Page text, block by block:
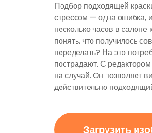
Подбор подходящей
стрессом — одна ошибка,
несколько часов в
понять, что получилось
переделать? На это
пострадают. С
на случай. Он позволяет
действительно
Загрузить